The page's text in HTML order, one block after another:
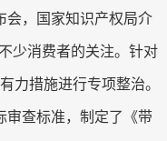
会，国家知识产权局介
少消费者的关注。针对
力措施进行专项整治。
审查标准，制定了《带